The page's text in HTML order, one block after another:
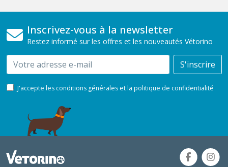
Inscrivez-vous à la newsletter
Restez informé sur les offres et les nouveautés Vétorino
Email S'inscrire
J'accepte les conditions générales et la politique de confidentialité